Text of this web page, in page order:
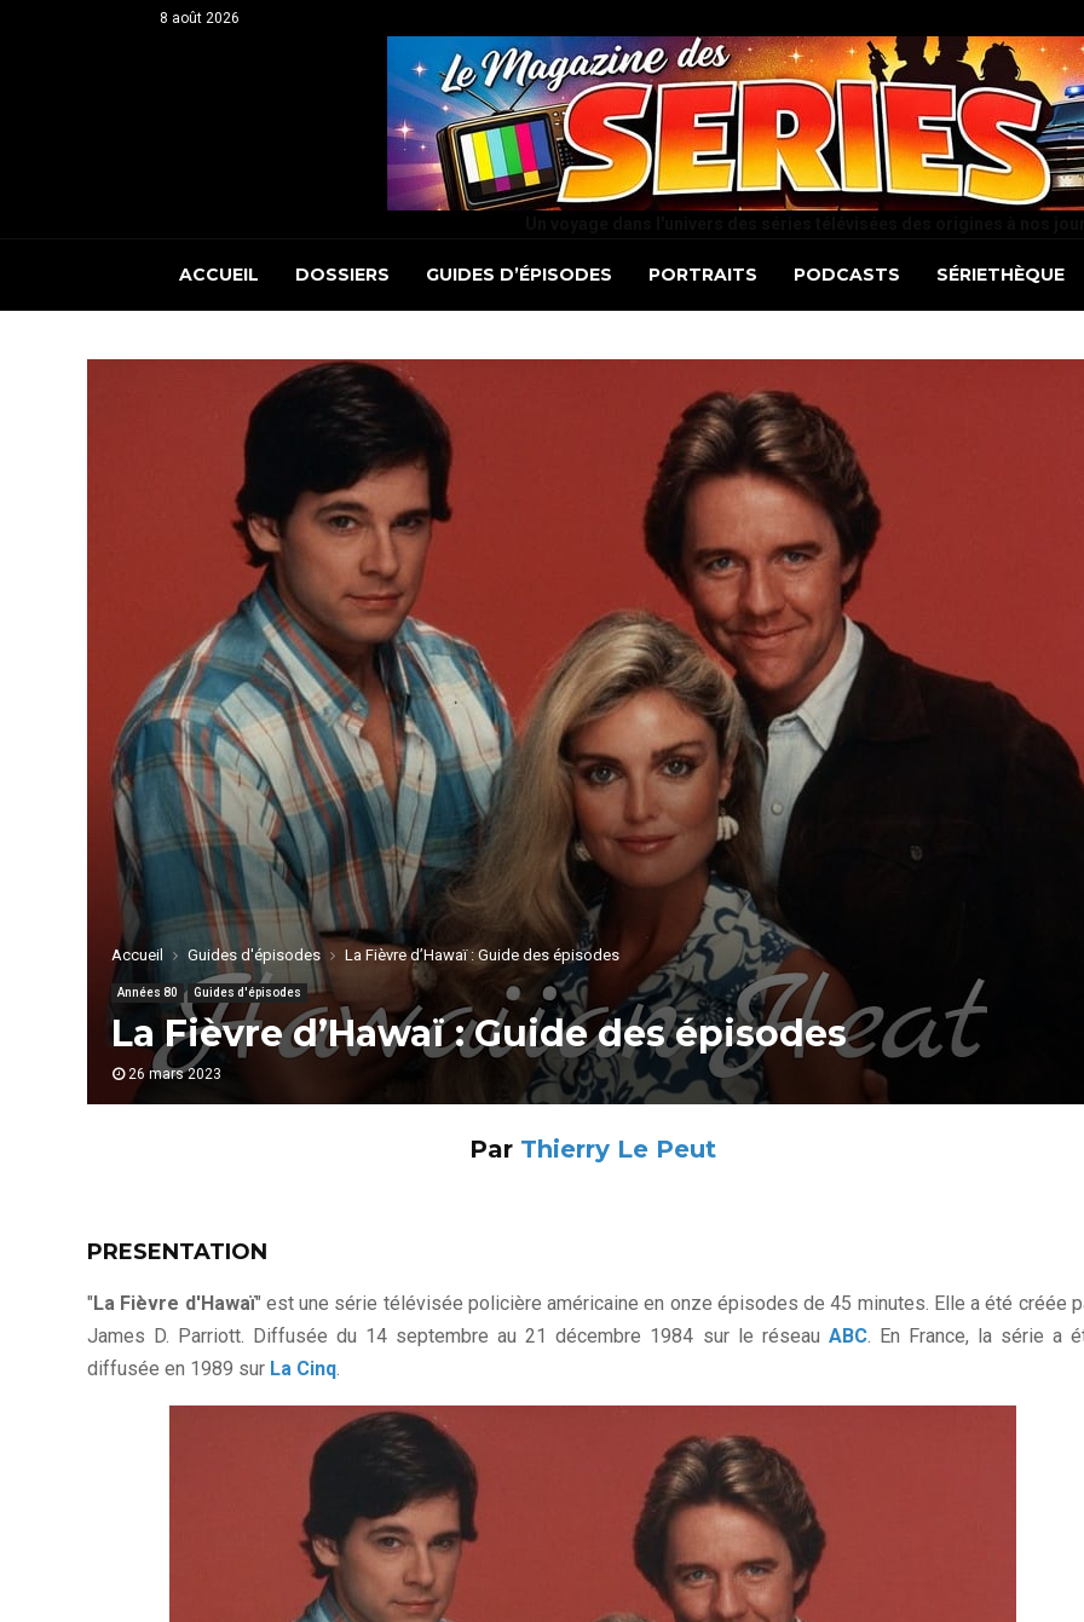
8 août 2026
ACCUEIL DOSSIERS GUIDES D’ÉPISODES PORTRAITS PODCASTS SÉRIETHÈQUE
Accueil Guides d'épisodes La Fièvre d’Hawaï : Guide des épisodes
Années 80 Guides d'épisodes
La Fièvre d’Hawaï : Guide des épisodes
26 mars 2023
Par Thierry Le Peut
PRESENTATION
"La Fièvre d'Hawaï" est une série télévisée policière américaine en onze épisodes de 45 minutes. Elle a été créée
James D. Parriott. Diffusée du 14 septembre au 21 décembre 1984 sur le réseau ABC. En France, la série a
diffusée en 1989 sur La Cinq.